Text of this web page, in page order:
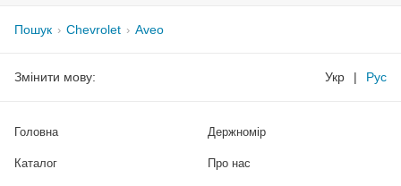
Пошук Chevrolet Aveo
Змінити мову: Укр | Рус
Головна
Каталог
Держномір
Про нас